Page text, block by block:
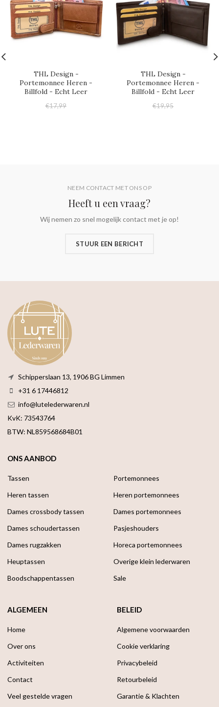
THL Design -
Portemonnee Heren -
Billfold - Echt Leer
€17,99
THL Design -
Portemonnee Heren -
Billfold - Echt Leer
€19,95
NEEM CONTACT MET ONS OP
Heeft u een vraag?
Wij nemen zo snel mogelijk contact met je op!
STUUR EEN BERICHT
Schipperslaan 13, 1906 BG Limmen
+31 6 17446812
info@lutelederwaren.nl
KvK: 73543764
BTW: NL859568684B01
ALGEMEEN
Home
Over ons
Activiteiten
Contact
Veel gestelde vragen
ONS AANBOD
Tassen
Heren tassen
Dames crossbody tassen
Dames schoudertassen
Dames rugzakken
Heuptassen
Boodschappen­tassen
Portemonnees
Heren portemonnees
Dames portemonnees
Pasjeshouders
Horeca portemonnees
Overige klein lederwaren
Sale
BELEID
Algemene voorwaarden
Cookie verklaring
Privacybeleid
Retourbeleid
Garantie & Klachten